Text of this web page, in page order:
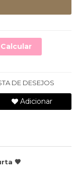
Calcular
DE DESEJOS
Adicionar
🤎